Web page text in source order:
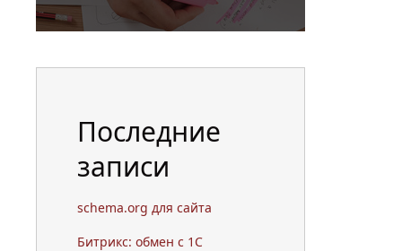
Последние
записи
schema.org для сайта
Битрикс: обмен с 1С